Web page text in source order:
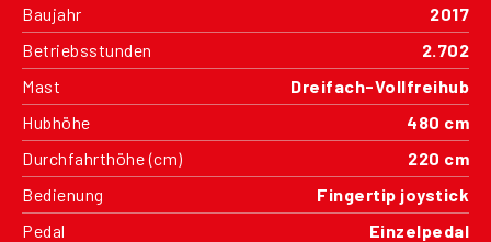
Baujahr
2017
Betriebsstunden
2.702
Mast
Dreifach-Vollfreihub
Hubhöhe
480 cm
Durchfahrthöhe (cm)
220 cm
Bedienung
Fingertip joystick
Pedal
Einzelpedal